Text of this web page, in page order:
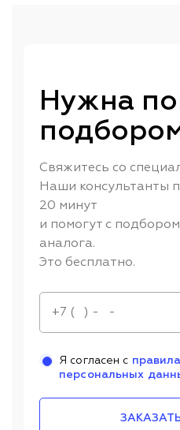
Нужна
Свяжитесь со
Наши консультанты
20 минут
и помогут с
аналога.
Это бесплатно.
Я согласен с
персональных